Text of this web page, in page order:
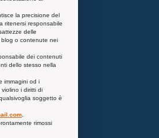
la precisione del
ritenersi responsabile
delle
o contenute nei
dei contenuti
dello stesso nella
immagini od i
i diritti di
soggetto è
rimossi